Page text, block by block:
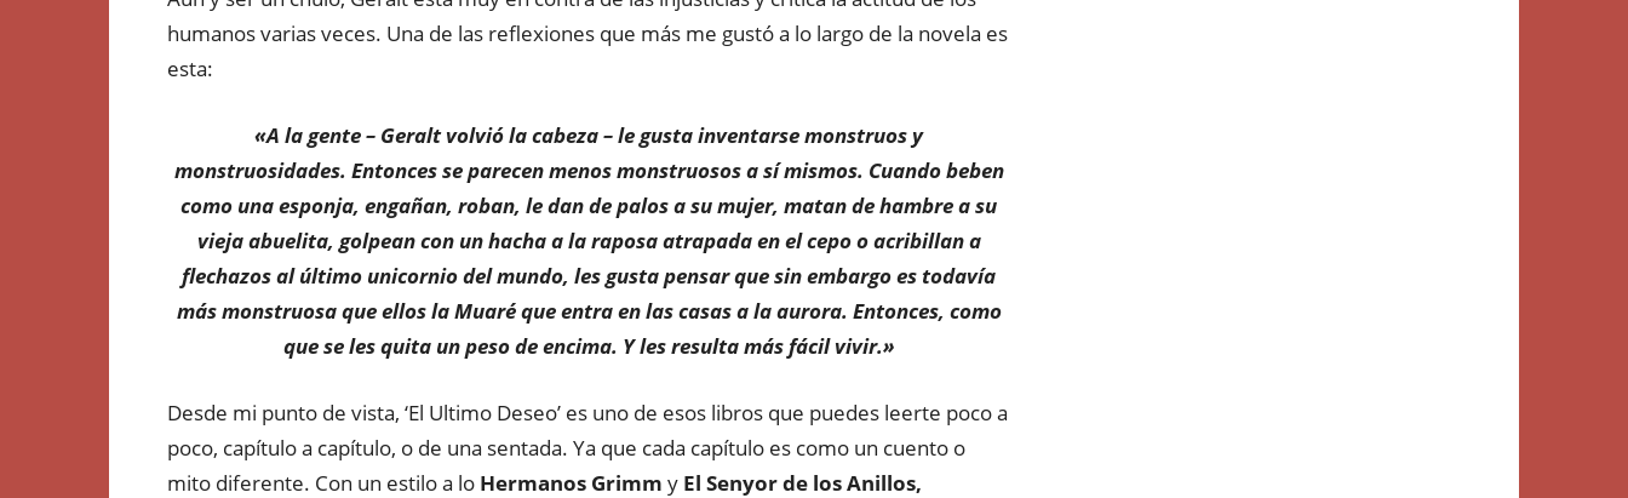
humanos varias veces. Una de las reflexiones que más me gustó a lo largo de la novela es
esta:
«A la gente – Geralt volvió la cabeza – le gusta inventarse monstruos y
monstruosidades. Entonces se parecen menos monstruosos a sí mismos. Cuando beben
como una esponja, engañan, roban, le dan de palos a su mujer, matan de hambre a su
vieja abuelita, golpean con un hacha a la raposa atrapada en el cepo o acribillan a
flechazos al último unicornio del mundo, les gusta pensar que sin embargo es todavía
más monstruosa que ellos la Muaré que entra en las casas a la aurora. Entonces, como
que se les quita un peso de encima. Y les resulta más fácil vivir.»
Desde mi punto de vista, ‘El Ultimo Deseo’ es uno de esos libros que puedes leerte poco a
poco, capítulo a capítulo, o de una sentada. Ya que cada capítulo es como un cuento o
mito diferente. Con un estilo a lo Hermanos Grimm y El Senyor de losAnillos,